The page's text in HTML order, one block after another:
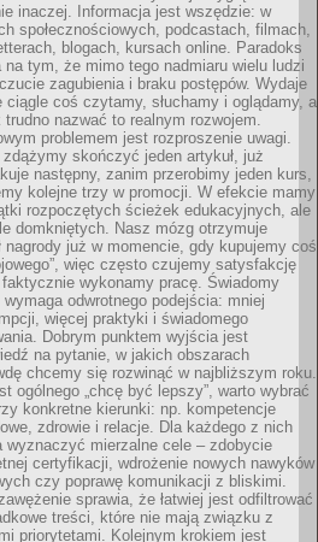
inaczej. Informacja jest wszędzie: w
społecznościowych, podcastach, filmach,
blogach, kursach online. Paradoks
na tym, że mimo tego nadmiaru wielu ludzi
zagubienia i braku postępów. Wydaje
ciągle coś czytamy, słuchamy i oglądamy, a
trudno nazwać to realnym rozwojem.
problemem jest rozproszenie uwagi.
skończyć jeden artykuł, już
następny, zanim przerobimy jeden kurs,
kolejne trzy w promocji. W efekcie mamy
rozpoczętych ścieżek edukacyjnych, ale
domkniętych. Nasz mózg otrzymuje
nagrody już w momencie, gdy kupujemy coś
więc często czujemy satysfakcję
wykonamy pracę. Świadomy
wymaga odwrotnego podejścia: mniej
więcej praktyki i świadomego
Dobrym punktem wyjścia jest
na pytanie, w jakich obszarach
chcemy się rozwinąć w najbliższym roku.
ogólnego „chcę być lepszy”, warto wybrać
konkretne kierunki: np. kompetencje
zdrowie i relacje. Dla każdego z nich
wyznaczyć mierzalne cele – zdobycie
certyfikacji, wdrożenie nowych nawyków
czy poprawę komunikacji z bliskimi.
sprawia, że łatwiej jest odfiltrować
treści, które nie mają związku z
priorytetami. Kolejnym krokiem jest